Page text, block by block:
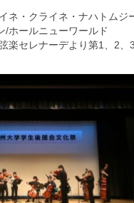
ージ
ネ・クライネ・ナハトムジ
/ホールニューワールド
楽セレナーデより第1、2、